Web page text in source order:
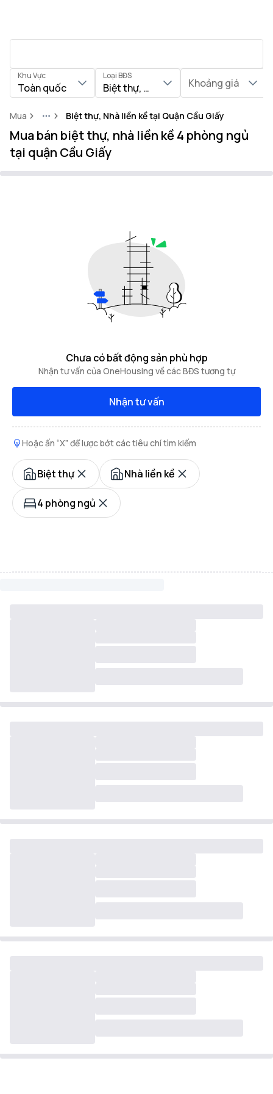
Khu Vực
Toàn quốc
Loại BĐS
Biệt thự, Nhà liền kềKhoảng giá
Mua MoreBiệt thự, Nhà liền kề tại Quận Cầu Giấy
Mua bán biệt thự, nhà liền kề 4 phòng ngủ
tại quận Cầu Giấy
Chưa có bất động sản phù hợp
Nhận tư vấn của OneHousing về các BĐS tương tự
Nhận tư vấn
Hoặc ấn “X” để lược bớt các tiêu chí tìm kiếm
Biệt thự Nhà liền kề
4 phòng ngủ